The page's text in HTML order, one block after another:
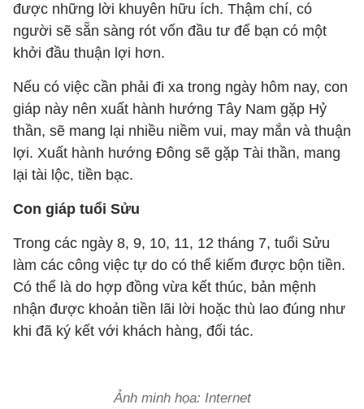
được những lời khuyên hữu ích. Thậm chí, có
người sẽ sẵn sàng rót vốn đầu tư để bạn có một
khởi đầu thuận lợi hơn.
Nếu có việc cần phải đi xa trong ngày hôm nay, con
giáp này nên xuất hành hướng Tây Nam gặp Hỷ
thần, sẽ mang lại nhiều niềm vui, may mắn và thuận
lợi. Xuất hành hướng Đông sẽ gặp Tài thần, mang
lại tài lộc, tiền bạc.
Con giáp tuổi Sửu
Trong các ngày 8, 9, 10, 11, 12 tháng 7, tuổi Sửu
làm các công việc tự do có thể kiếm được bộn tiền.
Có thể là do hợp đồng vừa kết thúc, bản mệnh
nhận được khoản tiền lãi lời hoặc thù lao đúng như
khi đã ký kết với khách hàng, đối tác.
Ảnh minh họa: Internet